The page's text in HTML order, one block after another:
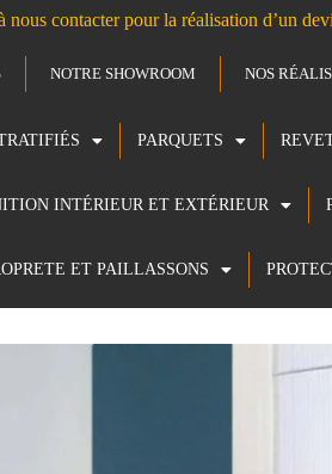
nous contacter pour la réalisation d’un
NOTRE SHOWROOM NOS
PARQUETS
INTÉRIEUR ET EXTÉRIEUR
ET PAILLASSONS